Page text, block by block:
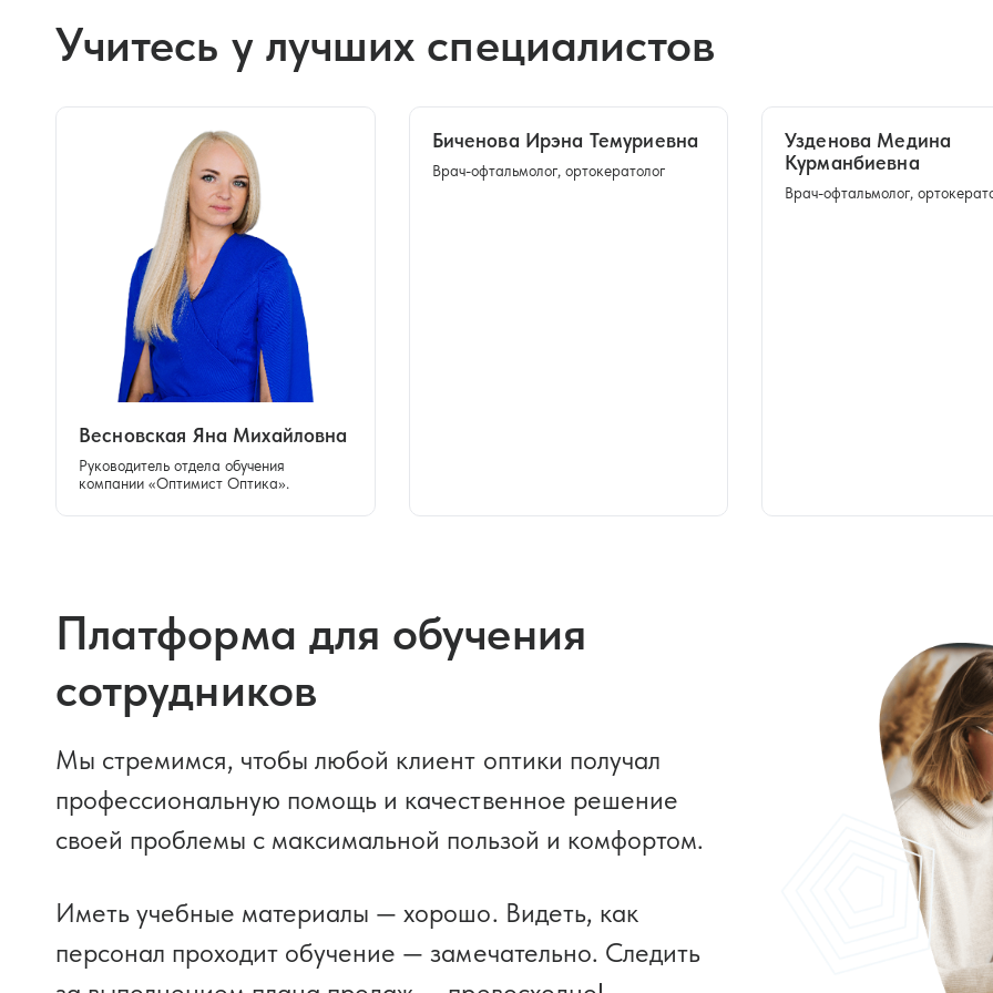
Учитесь у лучших специалистов
Весновская Яна Михайловна
Руководитель отдела обучения
компании «Оптимист Оптика».
Биченова Ирэна Темуриевна
Врач-офтальмолог, ортокератолог
Узденова Медина
Курманбиевна
Врач-офтальмолог,
Платформа для обучения
сотрудников
Мы стремимся, чтобы любой клиент оптики получал
профессиональную помощь и качественное решение
своей проблемы с максимальной пользой и комфортом.
Иметь учебные материалы — хорошо. Видеть, как
персонал проходит обучение — замечательно. Следить